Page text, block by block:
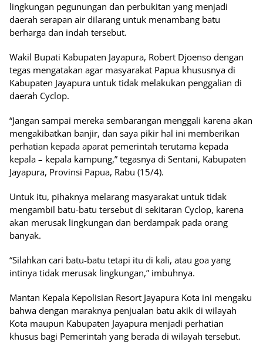
lingkungan pegunungan dan perbukitan yang menjadi
daerah serapan air dilarang untuk menambang batu
berharga dan indah tersebut.
Wakil Bupati Kabupaten Jayapura, Robert Djoenso dengan
tegas mengatakan agar masyarakat Papua khususnya di
Kabupaten Jayapura untuk tidak melakukan penggalian di
daerah Cyclop.
“Jangan sampai mereka sembarangan menggali karena akan
mengakibatkan banjir, dan saya pikir hal ini memberikan
perhatian kepada aparat pemerintah terutama kepada
kepala – kepala kampung,” tegasnya di Sentani, Kabupaten
Jayapura, Provinsi Papua, Rabu (15/4).
Untuk itu, pihaknya melarang masyarakat untuk tidak
mengambil batu-batu tersebut di sekitaran Cyclop, karena
akan merusak lingkungan dan berdampak pada orang
banyak.
“Silahkan cari batu-batu tetapi itu di kali, atau goa yang
intinya tidak merusak lingkungan,” imbuhnya.
Mantan Kepala Kepolisian Resort Jayapura Kota ini mengaku
bahwa dengan maraknya penjualan batu akik di wilayah
Kota maupun Kabupaten Jayapura menjadi perhatian
khusus bagi Pemerintah yang berada di wilayah tersebut.